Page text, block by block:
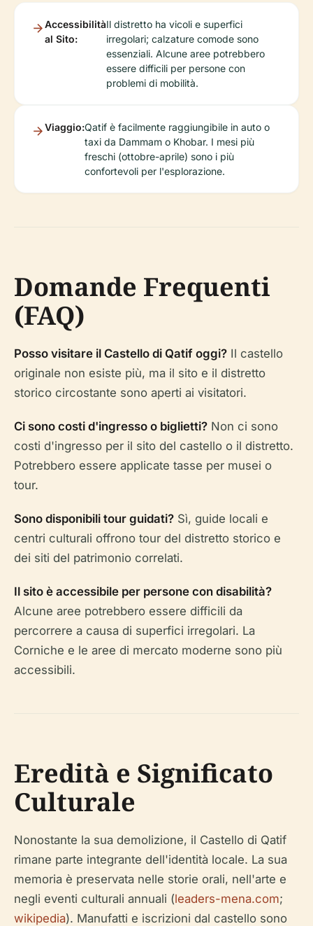
Accessibilità
al Sito:
Il distretto ha vicoli e superfici
irregolari; calzature comode sono
essenziali. Alcune aree potrebbero
essere difficili per persone con
problemi di mobilità.
Viaggio:Qatif è facilmente raggiungibile in auto o
taxi da Dammam o Khobar. I mesi più
freschi (ottobre-aprile) sono i più
confortevoli per l'esplorazione.
Domande Frequenti
(FAQ)
Posso visitare il Castello di Qatif oggi? Il castello
originale non esiste più, ma il sito e il distretto
storico circostante sono aperti ai visitatori.
Ci sono costi d'ingresso o biglietti? Non ci sono
costi d'ingresso per il sito del castello o il distretto.
Potrebbero essere applicate tasse per musei o
tour.
Sono disponibili tour guidati? Sì, guide locali e
centri culturali offrono tour del distretto storico e
dei siti del patrimonio correlati.
Il sito è accessibile per persone con disabilità?
Alcune aree potrebbero essere difficili da
percorrere a causa di superfici irregolari. La
Corniche e le aree di mercato moderne sono più
accessibili.
Eredità e Significato
Culturale
Nonostante la sua demolizione, il Castello di Qatif
rimane parte integrante dell'identità locale. La sua
memoria è preservata nelle storie orali, nell'arte e
negli eventi culturali annuali (leaders-mena.com;
wikipedia). Manufatti e iscrizioni dal castello sono